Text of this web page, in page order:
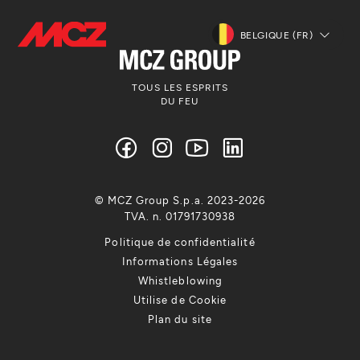
BELGIQUE (FR)
TOUS LES ESPRITS
DU FEU
Politique de confidentialité
Informations Légales
Whistleblowing
Utilise de Cookie
Plan du site
© MCZ Group S.p.a. 2023-2026
TVA. n. 01791730938